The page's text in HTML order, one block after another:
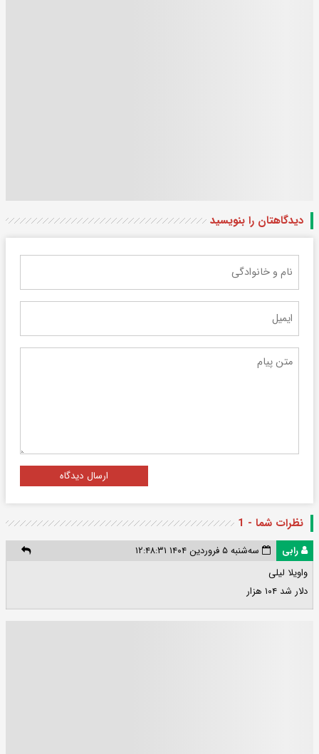
دیدگاهتان را بنویسید
ارسال دیدگاه
نظرات شما - 1
رابی
سه‌شنبه ۵ فروردین ۱۴۰۴ ۱۲:۴۸:۳۱
واویلا لیلی
دلار شد ۱۰۴ هزار